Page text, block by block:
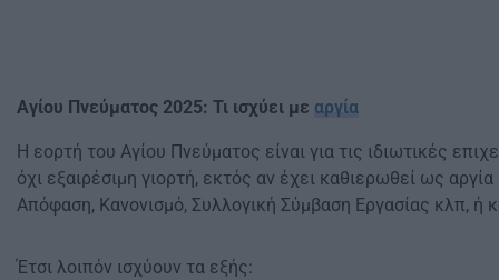
Αγίου Πνεύματος 2025: Τι ισχύει με αργία
Η εορτή του Αγίου Πνεύματος είναι για τις ιδιωτικές
όχι εξαιρέσιμη γιορτή, εκτός αν έχει καθιερωθεί ως
Απόφαση, Κανονισμό, Συλλογική Σύμβαση Εργασίας κλπ, ή
Έτσι λοιπόν ισχύουν τα εξής: